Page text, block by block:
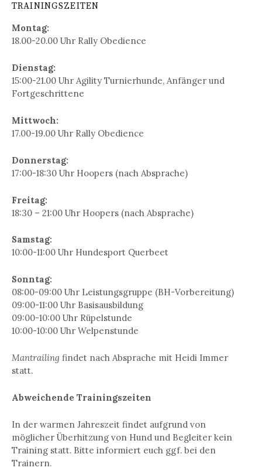
TRAININGSZEITEN
Montag:
18.00-20.00 Uhr Rally Obedience
Dienstag:
15:00-21.00 Uhr Agility Turnierhunde, Anfänger und
Fortgeschrittene
Mittwoch:
17.00-19.00 Uhr Rally Obedience
Donnerstag:
17:00-18:30 Uhr Hoopers (nach Absprache)
Freitag:
18:30 – 21:00 Uhr Hoopers (nach Absprache)
Samstag:
10:00-11:00 Uhr Hundesport Querbeet
Sonntag:
08:00-09:00 Uhr Leistungsgruppe (BH-Vorbereitung)
09:00-11:00 Uhr Basisausbildung
09:00-10:00 Uhr Rüpelstunde
10:00-10:00 Uhr Welpenstunde
Mantrailing findet nach Absprache mit Heidi Immer
statt.
Abweichende Trainingszeiten
In der warmen Jahreszeit findet aufgrund von
möglicher Überhitzung von Hund und Begleiter kein
Training statt. Bitte informiert euch ggf. bei den
Trainern.